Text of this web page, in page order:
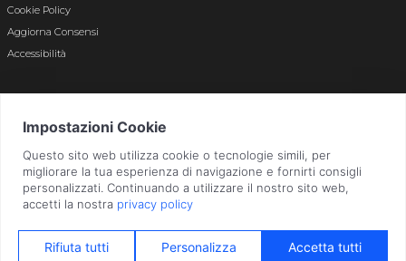
Cookie Policy
Aggiorna Consensi
Accessibilità
Bergamo n. 01496180165 · Capitale Sociale i.v. € 800.000,00